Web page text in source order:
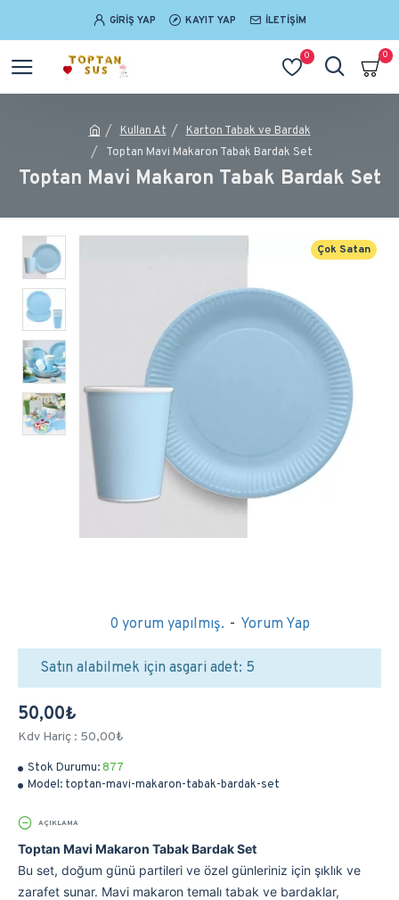
GIRIŞ YAP KAYIT YAP İLETIŞIM
0 0
Kullan At
Karton Tabak ve Bardak
Toptan Mavi Makaron Tabak Bardak Set
Toptan Mavi Makaron Tabak Bardak Set
Çok Satan
Stok Durumu: 877
Model: toptan-mavi-makaron-tabak-bardak-set
0 yorum yapılmış. - Yorum Yap
50,00₺
Kdv Hariç : 50,00₺
Satın alabilmek için asgari adet: 5
AÇIKLAMA
Toptan Mavi Makaron Tabak Bardak Set
Bu set, doğum günü partileri ve özel günleriniz için şıklık ve
zarafet sunar. Mavi makaron temalı tabak ve bardaklar,